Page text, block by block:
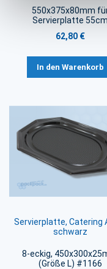
550x375x80mm
Servierplatte 55cm
62,80 €
In den Warenkorb
Servierplatte, Catering
schwarz
8-eckig,
(Größe L) #1166